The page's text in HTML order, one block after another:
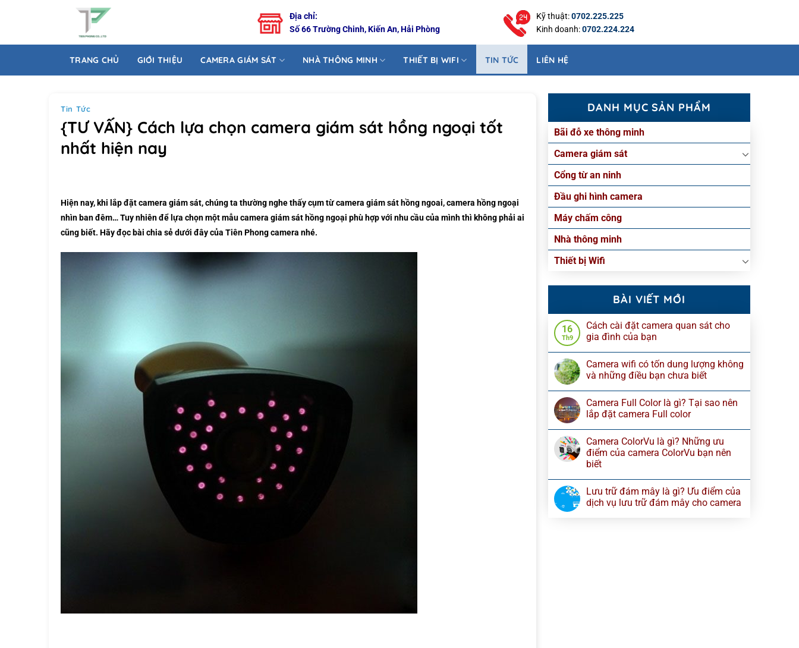
Địa chỉ:
Số 66 Trường Chinh, Kiến An, Hải Phòng
Kỹ thuật:0702.225.225
Kinh doanh:0702.224.224
TRANG CHỦ GIỚI THIỆU CAMERA GIÁM SÁT NHÀ THÔNG MINH THIẾT BỊ WIFI TIN TỨC LIÊN HỆ
Tin Tức
{TƯ VẤN} Cách lựa chọn camera giám sát hồng ngoại tốt
nhất hiện nay
Hiện nay, khi lắp đặt camera giám sát, chúng ta thường nghe thấy cụm từ camera giám sát hồng ngoai, camera hồng ngoại
nhìn ban đêm… Tuy nhiên để lựa chọn một mẫu camera giám sát hồng ngoại phù hợp với nhu cầu của mình thì không phải ai
cũng biết. Hãy đọc bài chia sẻ dưới đây của Tiên Phong camera nhé.
DANH MỤC SẢN PHẨM
Bãi đỗ xe thông minh
Camera giám sát
Cổng từ an ninh
Đầu ghi hình camera
Máy chấm công
Nhà thông minh
Thiết bị Wifi
BÀI VIẾT MỚI
16
Th9
Cách cài đặt camera quan sát cho
gia đình của bạn
Camera wifi có tốn dung lượng không
và những điều bạn chưa biết
Camera Full Color là gì? Tại sao nên
lắp đặt camera Full color
Camera ColorVu là gì? Những ưu
điểm của camera ColorVu bạn nên
biết
Lưu trữ đám mây là gì? Ưu điểm của
dịch vụ lưu trữ đám mây cho camera